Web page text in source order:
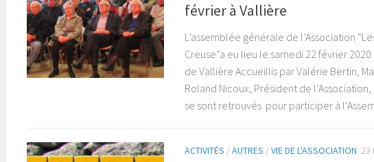
février à Vallière
L’assemblée générale de l’Association
Creuse”a eu lieu le samedi 22 février
de Vallière Accueillis par Valérie Bertin,
Roland Nicoux, Président de
se sont retrouvés pour participer à
ACTIVITÉS /AUTRES /VIE DE L'ASSOCIATION 23